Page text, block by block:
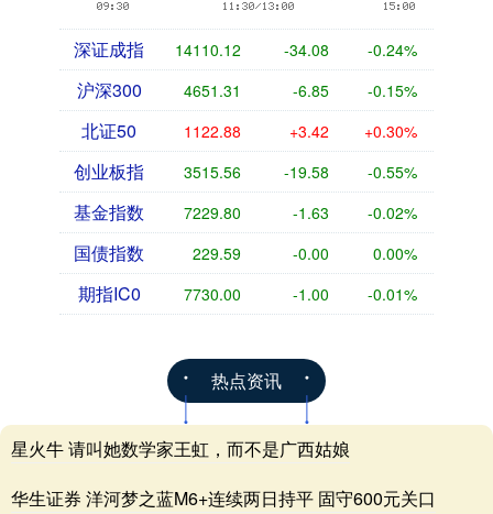
深证成指 14110.12 -34.08 -0.24%
沪深300 4651.31 -6.85 -0.15%
北证50 1122.88 +3.42 +0.30%
创业板指 3515.56 -19.58 -0.55%
基金指数 7229.80 -1.63 -0.02%
国债指数 229.59 -0.00 0.00%
期指IC0 7730.00 -1.00 -0.01%
热点资讯
星火牛 请叫她数学家王虹，而不是广西姑娘
华生证券 洋河梦之蓝M6+连续两日持平 固守600元关口